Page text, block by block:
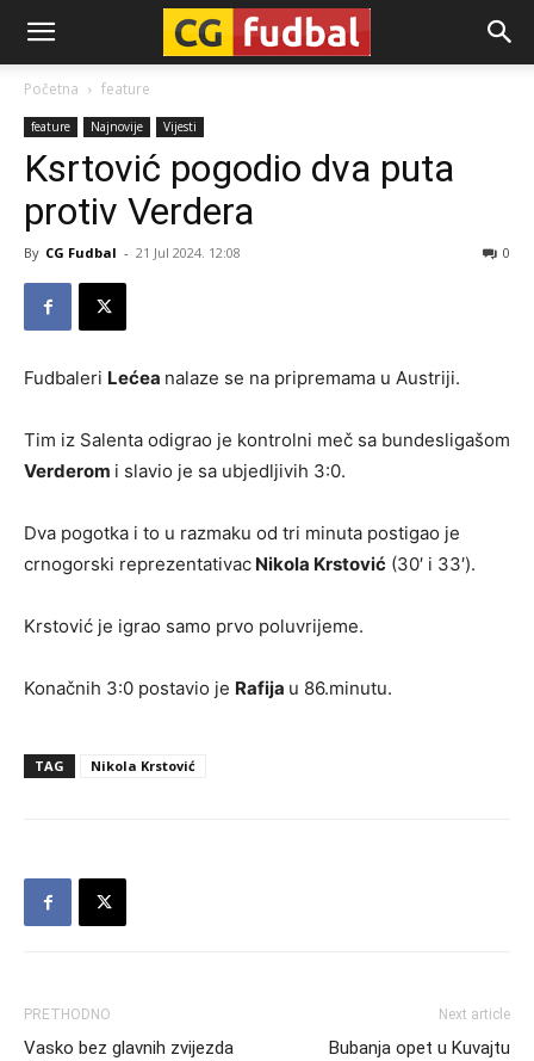
CG-
Fudbal
Početna feature
feature Najnovije Vijesti
Ksrtović pogodio dva puta
protiv Verdera
By CG Fudbal - 21 Jul 2024. 12:08 0
Fudbaleri Lećea nalaze se na pripremama u Austriji.
Tim iz Salenta odigrao je kontrolni meč sa bundesligašom
Verderom i slavio je sa ubjedljivih 3:0.
Dva pogotka i to u razmaku od tri minuta postigao je
crnogorski reprezentativac Nikola Krstović (30′ i 33′).
Krstović je igrao samo prvo poluvrijeme.
Konačnih 3:0 postavio je Rafija u 86.minutu.
TAG Nikola Krstović
PRETHODNO
Vasko bez glavnih zvijezda
Next article
Bubanja opet u Kuvajtu